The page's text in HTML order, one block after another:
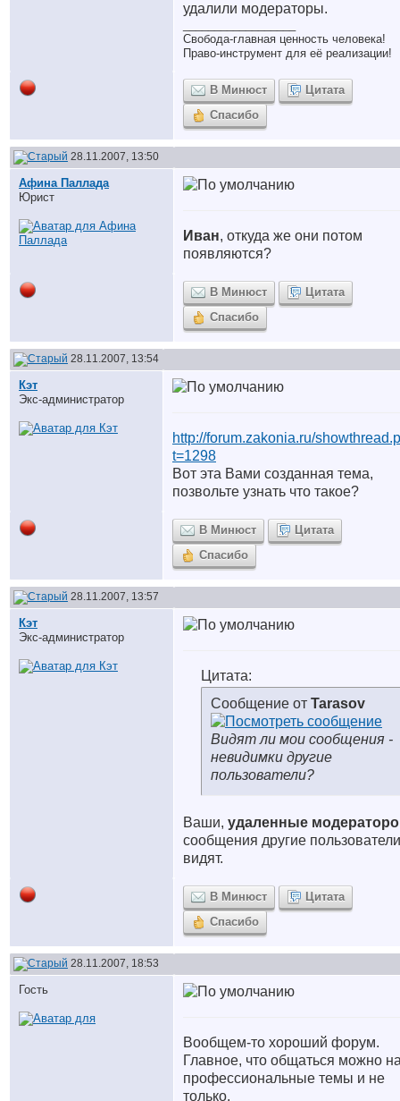
удалили модераторы.
Свобода-главная ценность человека!
Право-инструмент для её реализации!
В Минюст
Цитата
Спасибо
28.11.2007, 13:50
Афина Паллада
Юрист
Иван, откуда же они потом
появляются?
В Минюст
Цитата
Спасибо
28.11.2007, 13:54
Кэт
Экс-администратор
http://forum.zakonia.ru/
t=1298
Вот эта Вами созданная тема,
позвольте узнать что такое?
В Минюст
Цитата
Спасибо
28.11.2007, 13:57
Кэт
Экс-администратор
Цитата:
Сообщение от Tarasov
Видят ли мои сообщения -
невидимки другие
пользователи?
Ваши, удаленные
сообщения другие
видят.
В Минюст
Цитата
Спасибо
28.11.2007, 18:53
Гость
Вообщем-то хороший форум.
Главное, что общаться можно
профессиональные темы и не
только.